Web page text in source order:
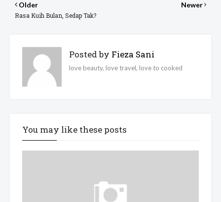
Newer
Older
Rasa Kuih Bulan, Sedap Tak?
Posted by Fieza Sani
love beauty, love travel, love to cooked
You may like these posts